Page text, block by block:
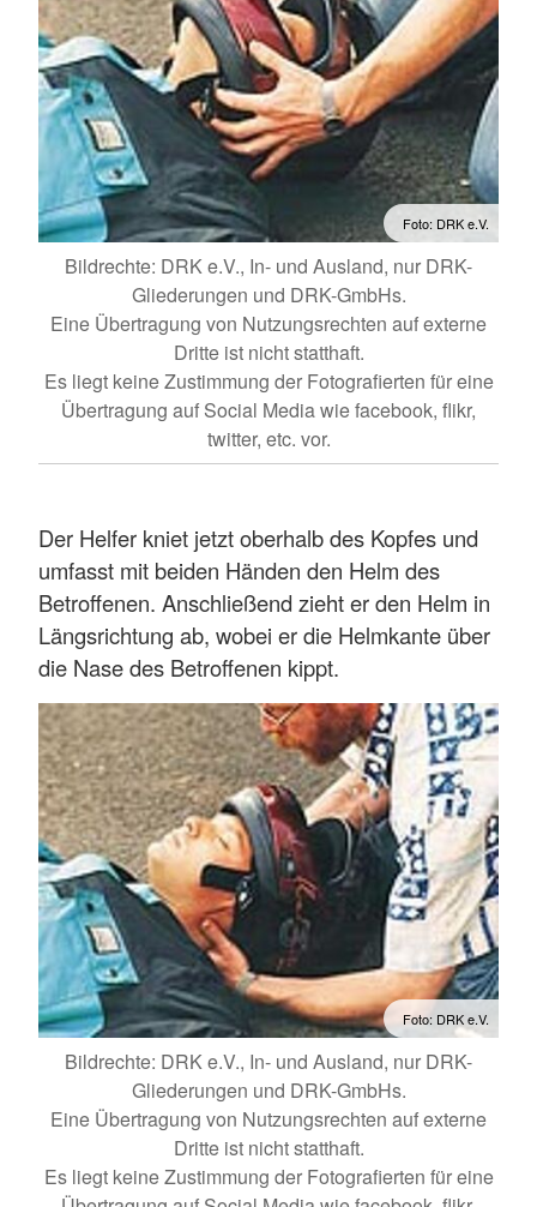
Foto: DRK e.V.
Bildrechte: DRK e.V., In- und Ausland, nur DRK-
Gliederungen und DRK-GmbHs.
Eine Übertragung von Nutzungsrechten auf externe
Dritte ist nicht statthaft.
Es liegt keine Zustimmung der Fotografierten für eine
Übertragung auf Social Media wie facebook, flikr,
twitter, etc. vor.
Der Helfer kniet jetzt oberhalb des Kopfes und
umfasst mit beiden Händen den Helm des
Betroffenen. Anschließend zieht er den Helm in
Längsrichtung ab, wobei er die Helmkante über
die Nase des Betroffenen kippt.
Foto: DRK e.V.
Bildrechte: DRK e.V., In- und Ausland, nur DRK-
Gliederungen und DRK-GmbHs.
Eine Übertragung von Nutzungsrechten auf externe
Dritte ist nicht statthaft.
Es liegt keine Zustimmung der Fotografierten für eine